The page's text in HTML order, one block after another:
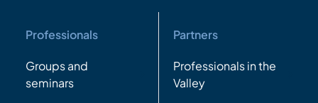
Professionals
Groups and
seminars
Partners
Professionals in the
Valley